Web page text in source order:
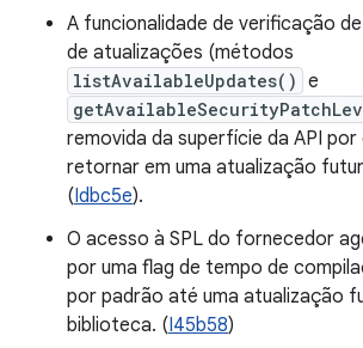
A funcionalidade de verificação
de atualizações (métodos
listAvailableUpdates() e
removida da superfície da API por
retornar em uma atualização
(Idbc5e).
O acesso à SPL do fornecedor
por uma flag de tempo de
por padrão até uma atualização
biblioteca. (I45b58)